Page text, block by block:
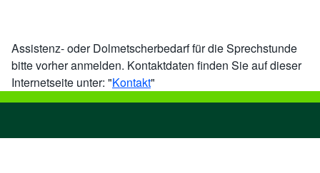
Assistenz- oder Dolmetscherbedarf für die Sprechstunde
bitte vorher anmelden. Kontaktdaten finden Sie auf dieser
Internetseite unter: "Kontakt"